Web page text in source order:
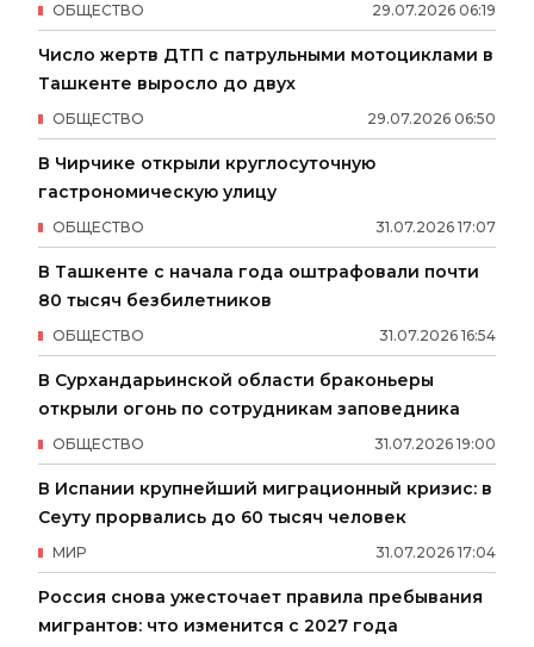
29.07.2026 06:19
ОБЩЕСТВО
Число жертв ДТП с патрульными мотоциклами в
Ташкенте выросло до двух
29.07.2026 06:50
ОБЩЕСТВО
В Чирчике открыли круглосуточную
гастрономическую улицу
31.07.2026 17:07
ОБЩЕСТВО
В Ташкенте с начала года оштрафовали почти
80 тысяч безбилетников
31.07.2026 16:54
ОБЩЕСТВО
В Сурхандарьинской области браконьеры
открыли огонь по сотрудникам заповедника
31.07.2026 19:00
ОБЩЕСТВО
В Испании крупнейший миграционный кризис: в
Сеуту прорвались до 60 тысяч человек
31.07.2026 17:04
МИР
Россия снова ужесточает правила пребывания
мигрантов: что изменится с 2027 года